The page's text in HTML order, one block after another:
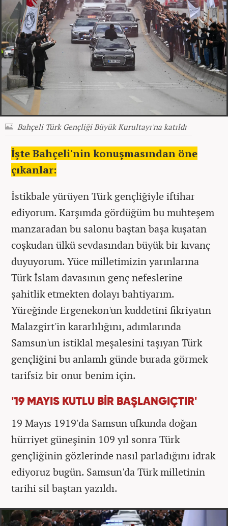
Bahçeli Türk Gençliği Büyük Kurultayı'na katıldı
İşte Bahçeli'nin konuşmasından öne
çıkanlar:
İstikbale yürüyen Türk gençliğiyle iftihar
ediyorum. Karşımda gördüğüm bu muhteşem
manzaradan bu salonu baştan başa kuşatan
coşkudan ülkü sevdasından büyük bir kıvanç
duyuyorum. Yüce milletimizin yarınlarına
Türk İslam davasının genç nefeslerine
şahitlik etmekten dolayı bahtiyarım.
Yüreğinde Ergenekon'un kuddetini fikriyatın
Malazgirt'in kararlılığını, adımlarında
Samsun'un istiklal meşalesini taşıyan Türk
gençliğini bu anlamlı günde burada görmek
tarifsiz bir onur benim için.
'19 MAYIS KUTLU BİR BAŞLANGIÇTIR'
19 Mayıs 1919'da Samsun ufkunda doğan
hürriyet güneşinin 109 yıl sonra Türk
gençliğinin gözlerinde nasıl parladığını idrak
ediyoruz bugün. Samsun'da Türk milletinin
tarihi sil baştan yazıldı.